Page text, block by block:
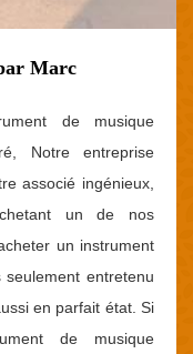
Marc
de musique
Notre entreprise
associé ingénieux,
un de nos
un instrument
entretenu
en parfait état. Si
de musique